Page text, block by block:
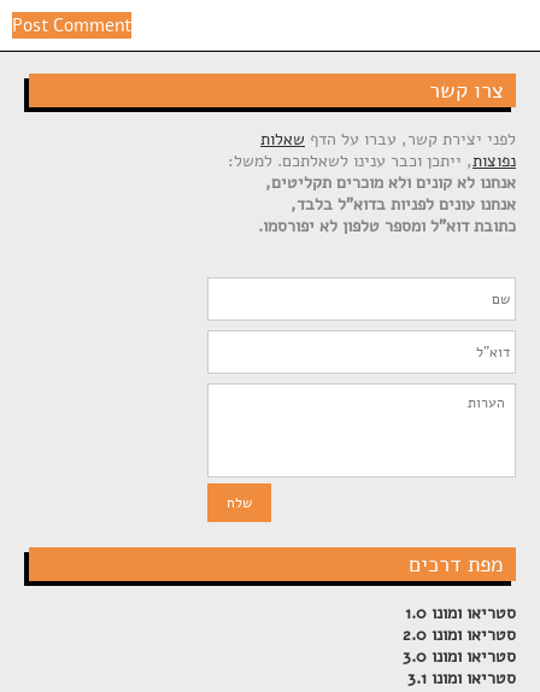
צרו קשר
לפני יצירת קשר, עברו על הדף שאלות
נפוצות, ייתכן וכבר ענינו לשאלתכם. למשל:
אנחנו לא קונים ולא מוכרים תקליטים,
אנחנו עונים לפניות בדוא"ל בלבד,
כתובת דוא"ל ומספר טלפון לא יפורסמו.
מפת דרכים
סטריאו ומונו 1.0
סטריאו ומונו 2.0
סטריאו ומונו 3.0
סטריאו ומונו 3.1